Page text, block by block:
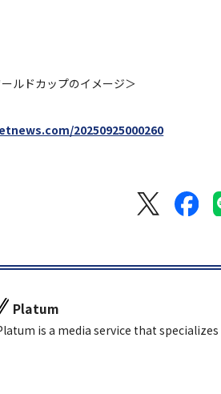
ルドカップのイメージ＞
20250925000260
Platum
is a media service that